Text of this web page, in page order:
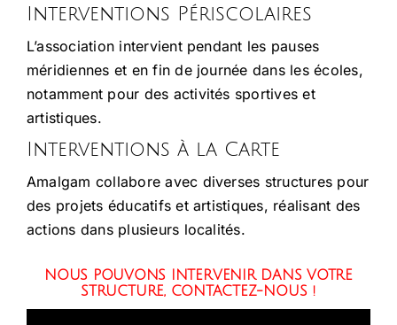
Interventions Périscolaires
L’association intervient pendant les pauses
méridiennes et en fin de journée dans les écoles,
notamment pour des activités sportives et
artistiques.
Interventions à la Carte
Amalgam collabore avec diverses structures pour
des projets éducatifs et artistiques, réalisant des
actions dans plusieurs localités.
NOUS POUVONS INTERVENIR DANS VOTRE
STRUCTURE, CONTACTEZ-NOUS !